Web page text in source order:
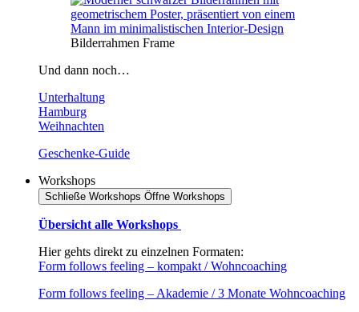
Bilderrahmen Frame
Und dann noch…
Unterhaltung
Hamburg
Weihnachten
Geschenke-Guide
Workshops
Schließe Workshops Öffne Workshops
Übersicht alle Workshops
Hier gehts direkt zu einzelnen Formaten:
Form follows feeling – kompakt / Wohncoaching
Form follows feeling – Akademie / 3 Monate Wohncoaching